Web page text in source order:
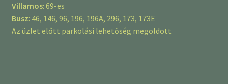
Villamos: 69-es
Busz: 46, 146, 96, 196, 196A, 296, 173, 173E
Az üzlet előtt parkolási lehetőség megoldott